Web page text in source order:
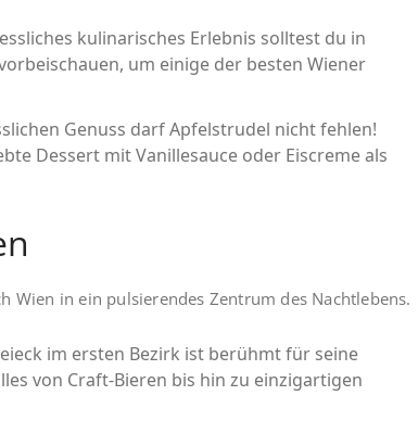
kulinarisches Erlebnis solltest du in
um einige der besten Wiener
Genuss darf Apfelstrudel nicht fehlen!
Dessert mit Vanillesauce oder Eiscreme als
Wien in ein pulsierendes Zentrum des Nachtlebens.
im ersten Bezirk ist berühmt für seine
von Craft-Bieren bis hin zu einzigartigen